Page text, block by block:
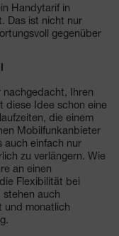
Handytarif in
Das ist nicht nur
gegenüber
nachgedacht, Ihren
diese Idee schon eine
die einem
Mobilfunkanbieter
auch einfach nur
zu verlängern. Wie
an einen
Flexibilität bei
stehen auch
und monatlich